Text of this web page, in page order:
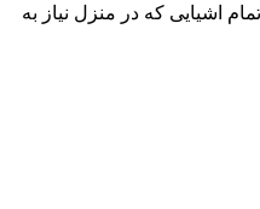
اشیایی که در منزل نیاز به